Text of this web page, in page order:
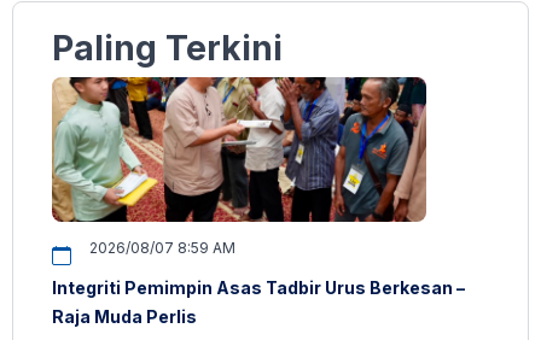
Paling Terkini
2026/08/07 8:59 AM
Integriti Pemimpin Asas Tadbir Urus Berkesan –
Raja Muda Perlis